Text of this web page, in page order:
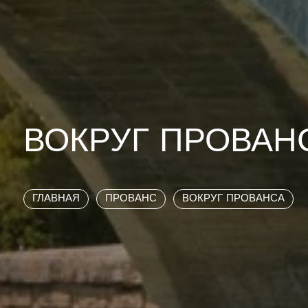
ВОКРУГ
ГЛАВНАЯ ПРОВАНС ВОКРУГ ПРОВАНСА